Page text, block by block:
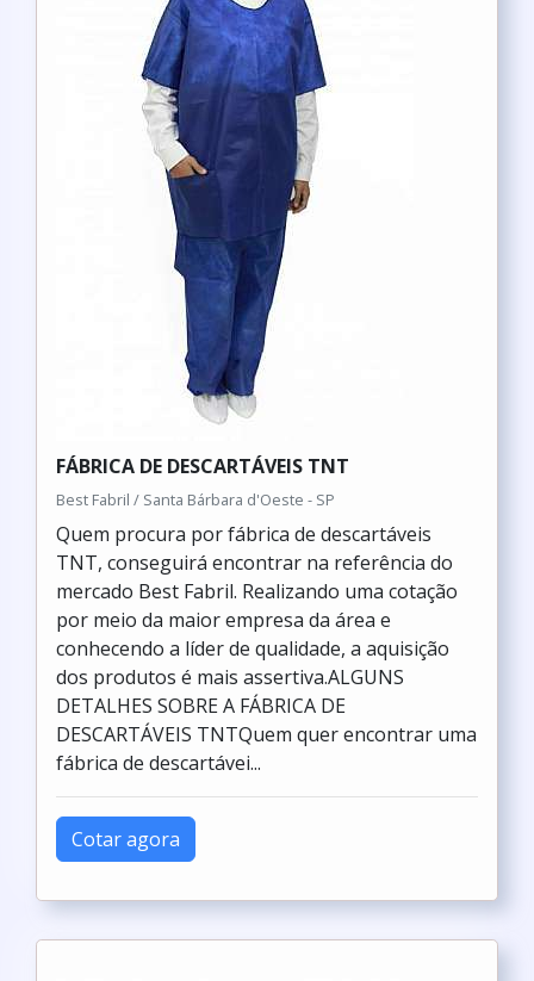
FÁBRICA DE DESCARTÁVEIS TNT
Best Fabril / Santa Bárbara d'Oeste - SP
Quem procura por fábrica de descartáveis
TNT, conseguirá encontrar na referência do
mercado Best Fabril. Realizando uma cotação
por meio da maior empresa da área e
conhecendo a líder de qualidade, a aquisição
dos produtos é mais assertiva.ALGUNS
DETALHES SOBRE A FÁBRICA DE
DESCARTÁVEIS TNTQuem quer encontrar uma
fábrica de descartávei...
Cotar agora